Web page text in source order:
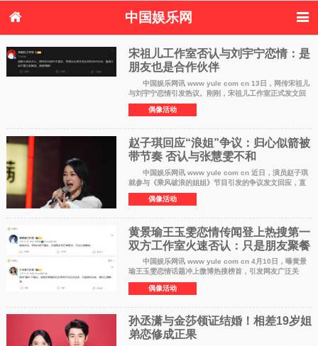
中国娱乐网
首页 新闻 女性
看电影
电视剧
演唱会 综艺节目
宋祖儿工作室否认与刘宇宁恋情：是
朋友也是合作伙伴
中国娱乐网讯 www yule com cn 13日，网传宋祖儿
与刘宇宁恋情引发热议。刚刚，宋祖儿工作室正式发文回
应：感谢大家的关心，网传的内容并不属实，是朋友也是
关系友好的合作伙伴，恳请大家不
偶像活动
赵子琪回应“浪姐”争议：归心似箭被
带节奏 否认与张慧雯不和
中国娱乐网讯 www yule com cn 近日，演员赵子琪
就参与《乘风破浪的姐姐》节目引发的争议发文回应，直
指有人故意带节奏，引导网友攻击她与其他姐姐。 赵
子琪表示，自己之所以在节目结束后
偶像活动
黄景瑜王玉雯恋情传闻登上热搜第一
双方工作室火速否认：只是朋友聚餐
中国娱乐网讯 www yule com cn 4月10日，曝黄景
瑜王玉雯恋情话题冲上微博热搜榜首，引发网友广泛关
注。据八卦媒体爆料，黄景瑜与王玉雯被拍到与好友聚餐
结束后先后出门，随后同车返回酒店，
偶像活动
孙丞潇与金莎领证结婚！相差19岁姐
弟恋修成正果